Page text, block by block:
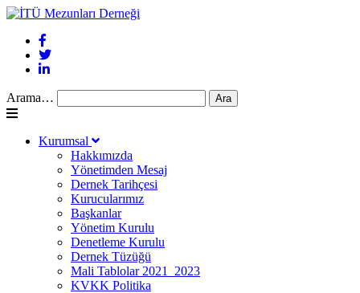
Arama…
Kurumsal
Hakkımızda
Yönetimden Mesaj
Dernek Tarihçesi
Kurucularımız
Başkanlar
Yönetim Kurulu
Denetleme Kurulu
Dernek Tüzüğü
Mali Tablolar 2021_2023
KVKK Politika